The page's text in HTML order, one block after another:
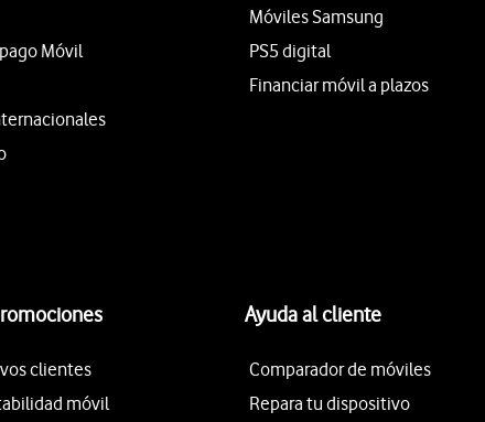
Móvil
Móviles Samsung
PS5 digital
Financiar móvil a plazos
clientes
móvil
Ayuda al cliente
Comparador de móviles
Repara tu dispositivo